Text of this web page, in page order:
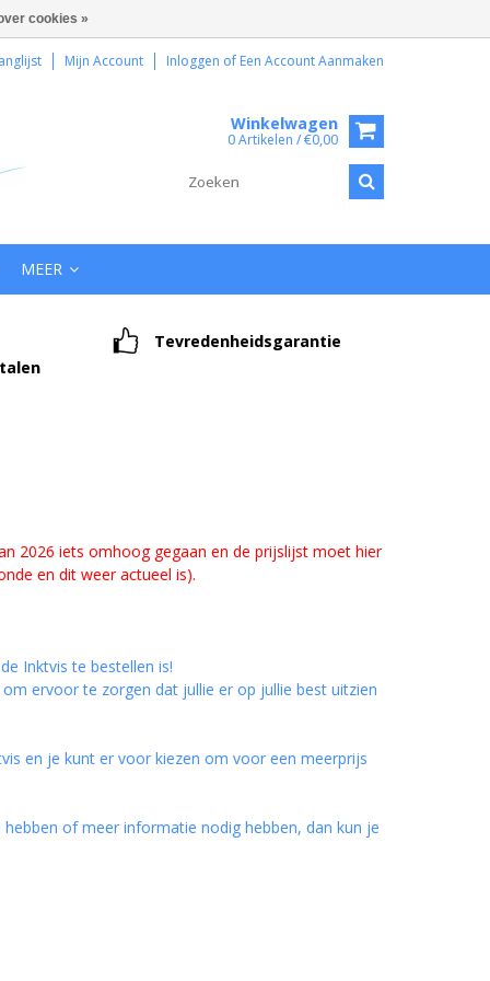
Mijn Account Inloggen of Een Account Aanmaken
Winkelwagen
0 Artikelen / €0,00
MEER
Tevredenheidsgarantie
2026 iets omhoog gegaan en de prijslijst moet hier
en dit weer actueel is).
Inktvis te bestellen is!
ervoor te zorgen dat jullie er op jullie best uitzien
en je kunt er voor kiezen om voor een meerprijs
of meer informatie nodig hebben, dan kun je
cookies »